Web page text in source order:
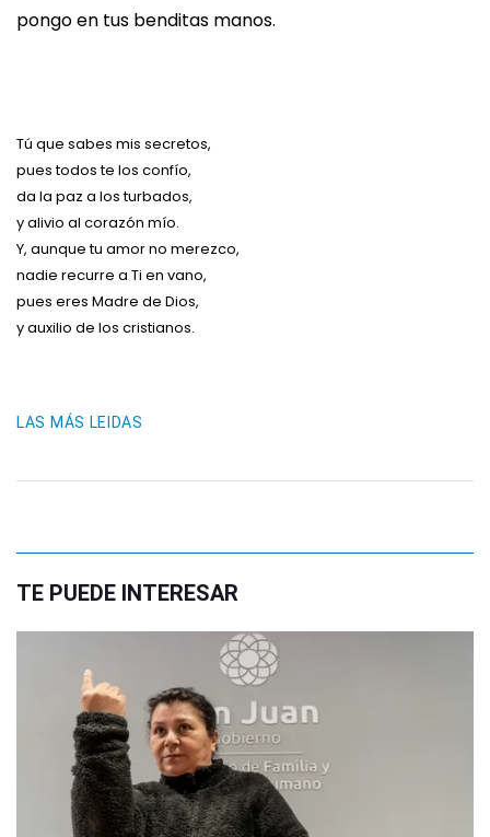
pongo en tus benditas manos.
Tú que sabes mis secretos,
pues todos te los confío,
da la paz a los turbados,
y alivio al corazón mío.
Y, aunque tu amor no merezco,
nadie recurre a Ti en vano,
pues eres Madre de Dios,
y auxilio de los cristianos.
LAS MÁS LEIDAS
TE PUEDE INTERESAR